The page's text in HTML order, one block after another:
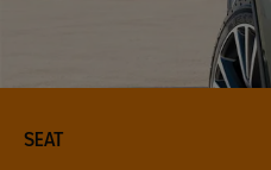
SEAT